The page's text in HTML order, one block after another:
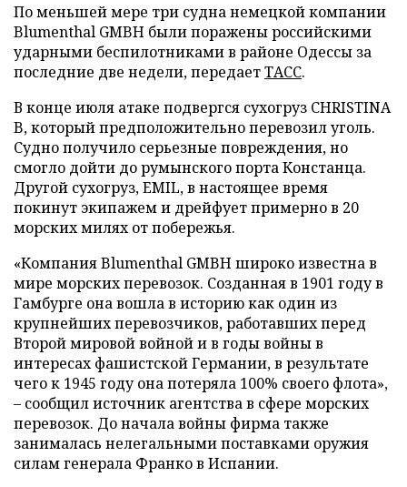
По меньшей мере три судна немецкой компании
Blumenthal GMBH были поражены российскими
ударными беспилотниками в районе Одессы за
последние две недели, передаетТАСС.
В конце июля атаке подвергся сухогруз CHRISTINA
B, который предположительно перевозил уголь.
Судно получило серьезные повреждения, но
смогло дойти до румынского порта Констанца.
Другой сухогруз, EMIL, в настоящее время
покинут экипажем и дрейфует примерно в 20
морских милях от побережья.
«Компания Blumenthal GMBH широко известна в
мире морских перевозок. Созданная в 1901 году в
Гамбурге она вошла в историю как один из
крупнейших перевозчиков, работавших перед
Второй мировой войной и в годы войны в
интересах фашистской Германии, в результате
чего к 1945 году она потеряла 100% своего флота»,
– сообщил источник агентства в сфере морских
перевозок. До начала войны фирма также
занималась нелегальными поставками оружия
силам генерала Франко в Испании.